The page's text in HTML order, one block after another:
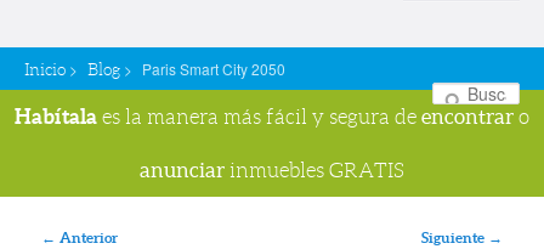
Inicio > Blog > Paris Smart City 2050
Habítala es la manera más fácil y segura de encontrar o
anunciar inmuebles GRATIS
Navegador de imágenes
← Anterior Siguiente →